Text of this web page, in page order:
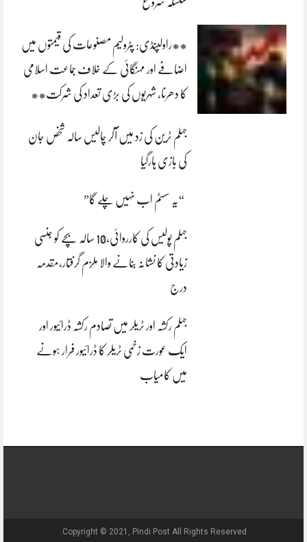
**راولپنڈی: پٹرولیم مصنوعات کی قیمتوں میں
اضافے اور مہنگائی کے خلاف جماعت اسلامی
کا دھرنا، شہریوں کی بڑی تعداد کی شرکت**
جہلم ٹرین کی زد میں آکر چالیس سالہ شخص جان
کی بازی ہارگیا
“یہ سسٹم اب نہیں چلے گا”
جہلم پولیس کی کارروائی،10 سالہ بچے کو جنسی
زیادتی کا نشانہ بنانے والا ملزم گرفتار،مقدمہ
درج
جہلم رکشہ اور ٹریلر میں تصادم رکشہ ڈرائیور اور
ایک عورت زخمی ٹریلر کا ڈرائیور فرار ہونے
میں کامیاب
Copyright © 2021, Pindi Post All Rights Reserved.